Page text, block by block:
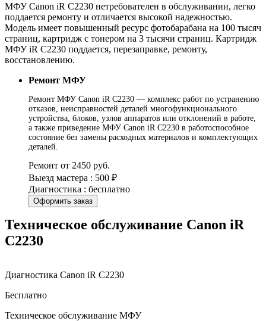
МФУ Canon iR C2230 нетребователен в обслуживании, легко
поддается ремонту и отличается высокой надежностью.
Модель имеет повышенный ресурс фотобарабана на 100 тысяч
страниц, картридж с тонером на 3 тысячи страниц. Картридж
МФУ iR C2230 поддается, перезаправке, ремонту,
восстановлению.
Ремонт МФУ
Ремонт МФУ Canon iR C2230 — комплекс работ по устранению
отказов, неисправностей деталей многофункционального
устройства, блоков, узлов аппаратов или отклонений в работе,
а также приведение МФУ Canon iR C2230 в работоспособное
состояние без замены расходных материалов и комплектующих
деталей.
Ремонт от 2450 руб.
Выезд мастера : 500 ₽
Диагностика : бесплатно
Оформить заказ
Техническое обслуживание Canon iR
C2230
Диагностика Canon iR C2230
Бесплатно
Техническое обслуживание МФУ